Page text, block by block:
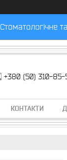
Стоматологічне
+380 (50) 310-85-
КОНТАКТИ